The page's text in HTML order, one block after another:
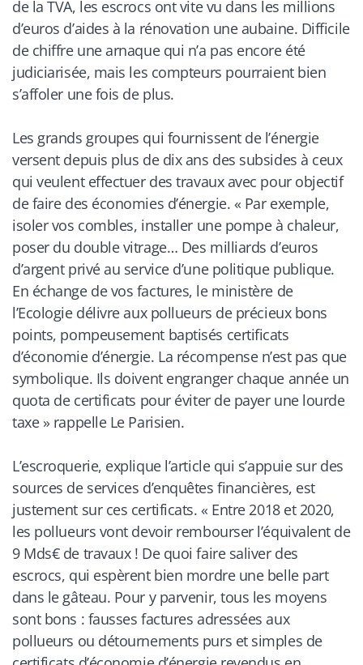
de la TVA, les escrocs ont vite vu dans les millions
d’euros d’aides à la rénovation une aubaine. Difficile
de chiffre une arnaque qui n’a pas encore été
judiciarisée, mais les compteurs pourraient bien
s’affoler une fois de plus.
Les grands groupes qui fournissent de l’énergie
versent depuis plus de dix ans des subsides à ceux
qui veulent effectuer des travaux avec pour objectif
de faire des économies d’énergie. « Par exemple,
isoler vos combles, installer une pompe à chaleur,
poser du double vitrage… Des milliards d’euros
d’argent privé au service d’une politique publique.
En échange de vos factures, le ministère de
l’Ecologie délivre aux pollueurs de précieux bons
points, pompeusement baptisés certificats
d’économie d’énergie. La récompense n’est pas que
symbolique. Ils doivent engranger chaque année un
quota de certificats pour éviter de payer une lourde
taxe» rappelle Le Parisien.
L’escroquerie, explique l’article qui s’appuie sur des
sources de services d’enquêtes financières, est
justement sur ces certificats. « Entre 2018 et 2020,
les pollueurs vont devoir rembourser l’équivalent de
9 Mds€ de travaux ! De quoi faire saliver des
escrocs, qui espèrent bien mordre une belle part
dans le gâteau. Pour y parvenir, tous les moyens
sont bons : fausses factures adressées aux
pollueurs ou détournements purs et simples de